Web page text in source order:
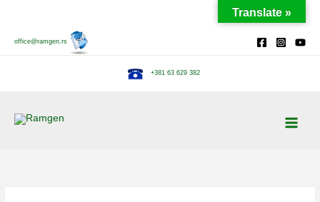
content
office@ramgen.rs
+381 63 629 382
Translate »